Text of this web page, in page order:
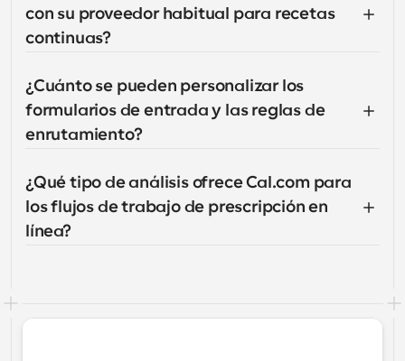
con su proveedor habitual para recetas
continuas?
¿Cuánto se pueden personalizar los
formularios de entrada y las reglas de
enrutamiento?
¿Qué tipo de análisis ofrece Cal.com para
los flujos de trabajo de prescripción en
línea?